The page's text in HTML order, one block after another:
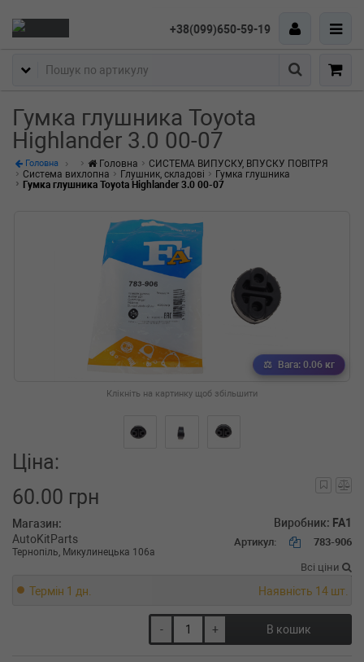
+38(099)650-59-19
Пошук
Гумка глушника Toyota
Highlander 3.0 00-07
Головна Головна
СИСТЕМА ВИПУСКУ, ВПУСКУ ПОВІТРЯ
Система вихлопна
Глушник, складові
Гумка глушника
Гумка глушника Toyota Highlander 3.0 00-07
Вага: 0.06 кг
Клікніть на картинку щоб збільшити
Ціна:
60.00 грн
Магазин:
AutoKitParts
Тернопіль, Микулинецька 106а
Виробник: FA1
Артикул: 783-906
Всі ціни
Термін 1 дн. Наявність 14 шт.
- + В кошик